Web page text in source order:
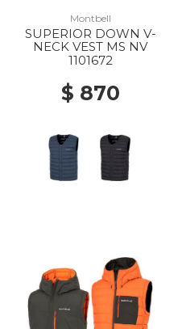
Montbell
SUPERIOR DOWN V-
NECK VEST MS NV
1101672
$ 870